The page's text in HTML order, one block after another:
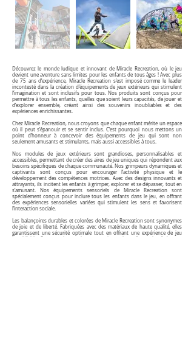
Découvrez le monde ludique et innovant de Miracle Recreation, où le jeu
devient une aventure sans limites pour les enfants de tous âges ! Avec plus
de 75 ans d’expérience, Miracle Recreation s’est imposé comme le leader
incontesté dans la création d’équipements de jeux extérieurs qui stimulent
l’imagination et sont inclusifs pour tous. Nos produits sont conçus pour
permettre à tous les enfants, quelles que soient leurs capacités, de jouer et
d’explorer ensemble, créant ainsi des souvenirs inoubliables et des
expériences enrichissantes.
Chez Miracle Recreation, nous croyons que chaque enfant mérite un espace
où il peut s’épanouir et se sentir inclus. C’est pourquoi nous mettons un
point d’honneur à concevoir des équipements de jeu qui sont non
seulement amusants et stimulants, mais aussi accessibles à tous.
Nos modules de jeux extérieurs sont grandioses, personnalisables et
accessibles, permettant de créer des aires de jeu uniques qui répondent aux
besoins spécifiques de chaque communauté. Nos grimpeurs dynamiques et
captivants sont conçus pour encourager l’activité physique et le
développement des compétences motrices. Avec des designs innovants et
attrayants, ils incitent les enfants à grimper, explorer et se dépasser, tout en
s’amusant. Nos équipements sensoriels de Miracle Recreation sont
spécialement conçus pour inclure tous les enfants dans le jeu, en offrant
des expériences sensorielles variées qui stimulent les sens et favorisent
l’interaction sociale.
Les balançoires durables et colorées de Miracle Recreation sont synonymes
de joie et de liberté. Fabriquées avec des matériaux de haute qualité, elles
garantissent une sécurité optimale tout en offrant une expérience de jeu
inoubliable. Que ce soit pour les tout-petits ou les enfants plus âgés, nos